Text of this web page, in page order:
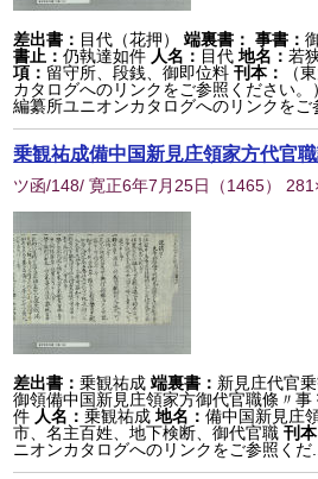
差出書： 目代（花押） 端裏書： 事書：
書止：仍執達如件 人名： 目代 地名：若
項： 留守所、段銭、御即位料 刊本：
（
カタログへのリンクをご参照ください。
編纂所ユニオンカタログへのリンクをご
乗観祐成備中国新見庄領家方代官
ツ函/148/ 寛正6年7月25日 （1465）
差出書：乗観祐成 端裏書： 新見庄代官
御領備中国新見庄領家方御代官職條〃事
件 人名：乗観祐成 地名：備中国新見庄
市、名主百姓、地下検断、御代官職 刊本
ニオンカタログへのリンクをご参照くだ...